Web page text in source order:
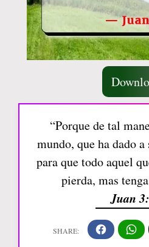
“Porque de tal
mundo, que ha dado
para que todo aquel
pierda, mas
Juan